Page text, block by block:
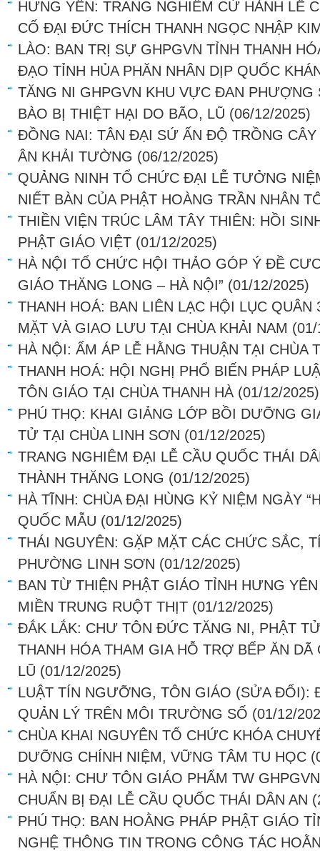
HƯNG YÊN: TRANG NGHIÊM CỬ HÀNH LỄ
CỐ ĐẠI ĐỨC THÍCH THANH NGỌC NHẬP
LÀO: BAN TRỊ SỰ GHPGVN TỈNH THANH
ĐẠO TỈNH HỦA PHĂN NHÂN DỊP QUỐC
TĂNG NI GHPGVN KHU VỰC ĐAN PHƯỢNG
BÀO BỊ THIỆT HẠI DO BÃO, LŨ (06/12/2025)
ĐỒNG NAI: TÂN ĐẠI SỨ ẤN ĐỘ TRỒNG
ÂN KHẢI TƯỜNG (06/12/2025)
QUẢNG NINH TỔ CHỨC ĐẠI LỄ TƯỞNG
NIẾT BÀN CỦA PHẬT HOÀNG TRẦN NHÂN
THIỀN VIỆN TRÚC LÂM TÂY THIÊN: HỒI
PHẬT GIÁO VIỆT (01/12/2025)
HÀ NỘI TỔ CHỨC HỘI THẢO GÓP Ý ĐỀ
GIÁO THĂNG LONG – HÀ NỘI” (01/12/2025)
THANH HOÁ: BAN LIÊN LẠC HỘI LỤC
MẶT VÀ GIAO LƯU TẠI CHÙA KHẢI NAM
HÀ NỘI: ẤM ÁP LỄ HẰNG THUẬN TẠI CHÙA
THANH HOÁ: HỘI NGHỊ PHỔ BIẾN PHÁP
TÔN GIÁO TẠI CHÙA THANH HÀ (01/12/2025)
PHÚ THỌ: KHAI GIẢNG LỚP BỒI DƯỠNG
TỬ TẠI CHÙA LINH SƠN (01/12/2025)
TRANG NGHIÊM ĐẠI LỄ CẦU QUỐC THÁI
THÀNH THĂNG LONG (01/12/2025)
HÀ TĨNH: CHÙA ĐẠI HÙNG KỶ NIỆM NGÀY
QUỐC MẪU (01/12/2025)
THÁI NGUYÊN: GẶP MẶT CÁC CHỨC SẮC,
PHƯỜNG LINH SƠN (01/12/2025)
BAN TỪ THIỆN PHẬT GIÁO TỈNH HƯNG
MIỀN TRUNG RUỘT THỊT (01/12/2025)
ĐẮK LẮK: CHƯ TÔN ĐỨC TĂNG NI, PHẬT
THANH HÓA THAM GIA HỖ TRỢ BẾP ĂN DÃ
LŨ (01/12/2025)
LUẬT TÍN NGƯỠNG, TÔN GIÁO (SỬA ĐỔI):
QUẢN LÝ TRÊN MÔI TRƯỜNG SỐ (01/12/
CHÙA KHAI NGUYÊN TỔ CHỨC KHÓA
DƯỠNG CHÍNH NIỆM, VỮNG TÂM TU HỌC
HÀ NỘI: CHƯ TÔN GIÁO PHẨM TW
CHUẨN BỊ ĐẠI LỄ CẦU QUỐC THÁI DÂN AN
PHÚ THỌ: BAN HOẰNG PHÁP PHẬT GIÁO
NGHỆ THÔNG TIN TRONG CÔNG TÁC